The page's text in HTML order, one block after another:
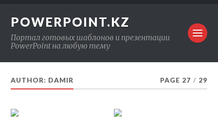
POWERPOINT.KZ
Портал готовых шаблонов и презентации
PowerPoint на любую тему
AUTHOR: DAMIR PAGE 27 / 29